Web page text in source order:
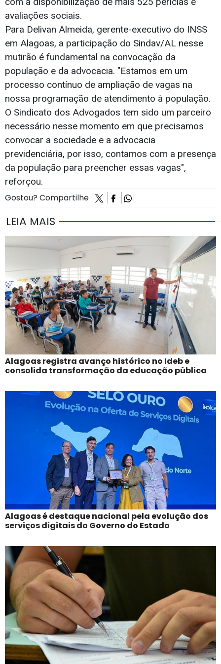
avaliações sociais.
Para Delivan Almeida, gerente-executivo do INSS
em Alagoas, a participação do Sindav/AL nesse
mutirão é fundamental na convocação da
população e da advocacia. "Estamos em um
processo contínuo de ampliação de vagas na
nossa programação de atendimento à população.
O Sindicato dos Advogados tem sido um parceiro
necessário nesse momento em que precisamos
convocar a sociedade e a advocacia
previdenciária, por isso, contamos com a presença
da população para preencher essas vagas",
reforçou.
Gostou? Compartilhe
LEIA MAIS
Alagoas registra avanço histórico no Ideb e
consolida transformação da educação pública
Alagoas é destaque nacional pela evolução dos
serviços digitais do Governo do Estado